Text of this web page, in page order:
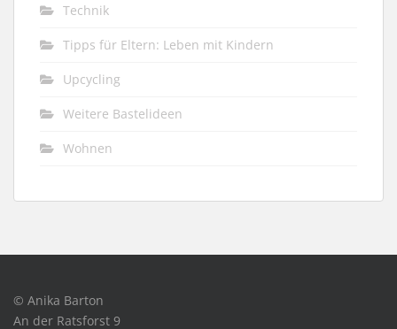
Technik
Tipps für Eltern: Leben mit Kindern
Upcycling
Weitere Bastelideen
Wohnen
© Anika Barton
An der Ratsforst 9